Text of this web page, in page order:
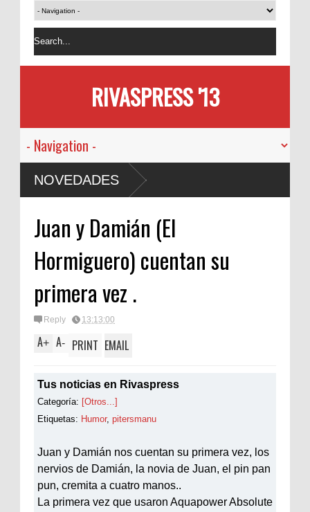
RIVASPRESS '13
NOVEDADES
Juan y Damián (El
Hormiguero) cuentan su
primera vez .
Reply 13:13:00
A+ A- PRINT EMAIL
Tus noticias en Rivaspress
Categoría: [Otros...]
Etiquetas: Humor, pitersmanu
Juan y Damián nos cuentan su primera vez, los
nervios de Damián, la novia de Juan, el pin pan
pun, cremita a cuatro manos..
La primera vez que usaron Aquapower Absolute